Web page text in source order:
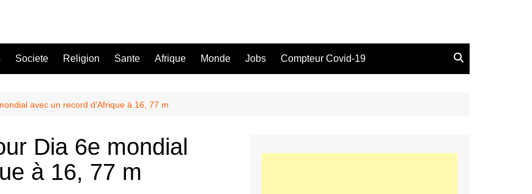
Societe Religion Sante Afrique Monde Jobs Compteur Covid-19
avec un record d’Afrique à 16, 77 m
Dia 6e mondial
à 16, 77 m